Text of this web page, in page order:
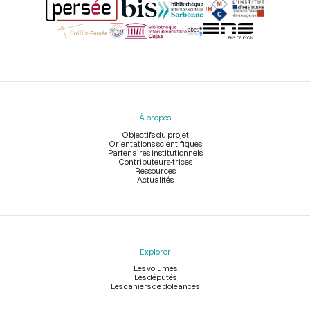
Menu
À propos
Objectifs du projet
Orientations scientifiques
Partenaires institutionnels
Contributeurs-trices
Ressources
Actualités
Explorer
Les volumes
Les députés
Les cahiers de doléances